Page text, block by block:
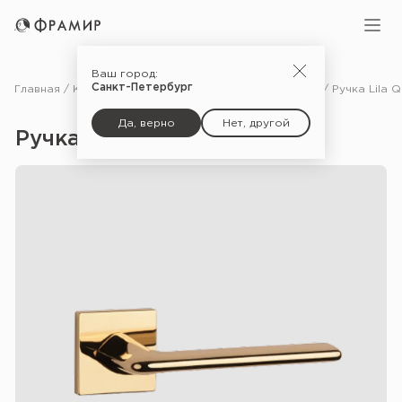
Ваш город:
Санкт-Петербург
Да, верно Нет, другой
Главная Каталог Фурнитура
Ручка Lila Q 7S — PG